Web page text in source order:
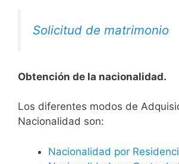
Solicitud de matrimonio
Obtención de la nacionalidad.
​​​Los diferentes modos de
Nacionalidad son:
Nacionalidad por